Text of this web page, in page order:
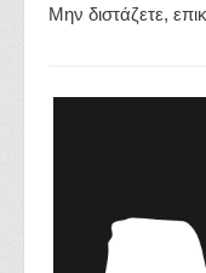
Μην διστάζετε,